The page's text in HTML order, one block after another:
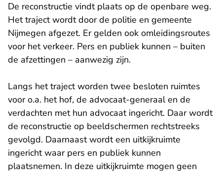
De reconstructie vindt plaats op de openbare weg.
Het traject wordt door de politie en gemeente
Nijmegen afgezet. Er gelden ook omleidingsroutes
voor het verkeer. Pers en publiek kunnen – buiten
de afzettingen – aanwezig zijn.
Langs het traject worden twee besloten ruimtes
voor o.a. het hof, de advocaat-generaal en de
verdachten met hun advocaat ingericht. Daar wordt
de reconstructie op beeldschermen rechtstreeks
gevolgd. Daarnaast wordt een uitkijkruimte
ingericht waar pers en publiek kunnen
plaatsnemen. In deze uitkijkruimte mogen geen